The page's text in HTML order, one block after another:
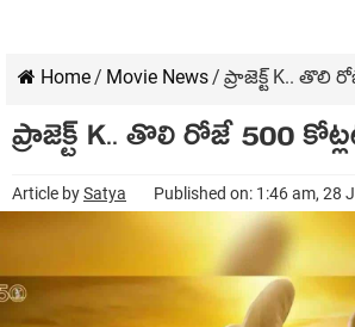
Home/ Movie News/ ప్రాజెక్ట్ K.. తొలి
ప్రాజెక్ట్ K.. తొలి రోజే 500
Article bySatya Published on: 1:46 am, 28